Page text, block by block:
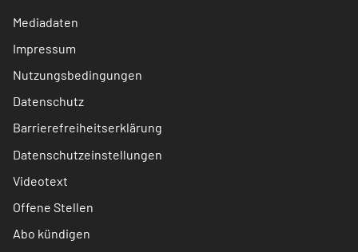
Mediadaten
Impressum
Nutzungsbedingungen
Datenschutz
Barrierefreiheitserklärung
Datenschutzeinstellungen
Videotext
Offene Stellen
Abo kündigen